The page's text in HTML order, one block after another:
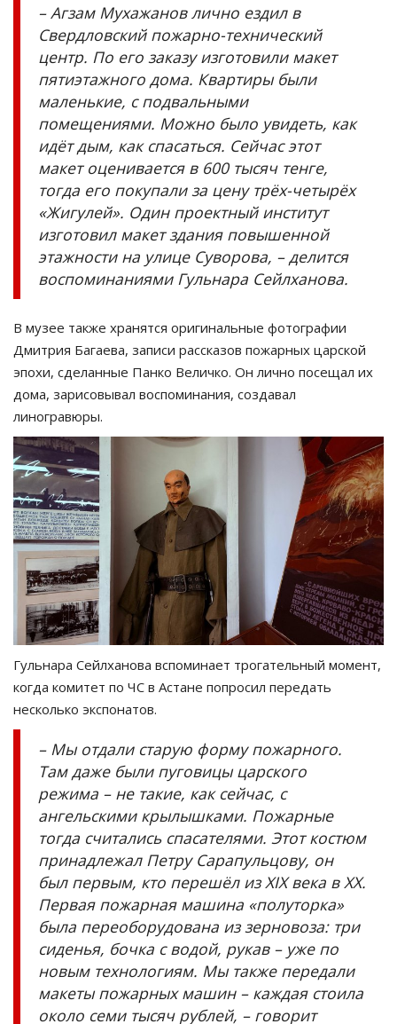
– Агзам Мухажанов лично ездил в
Свердловский пожарно-технический
центр. По его заказу изготовили макет
пятиэтажного дома. Квартиры были
маленькие, с подвальными
помещениями. Можно было увидеть, как
идёт дым, как спасаться. Сейчас этот
макет оценивается в 600 тысяч тенге,
тогда его покупали за цену трёх-четырёх
«Жигулей». Один проектный институт
изготовил макет здания повышенной
этажности на улице Суворова, – делится
воспоминаниями Гульнара Сейлханова.
В музее также хранятся оригинальные фотографии
Дмитрия Багаева, записи рассказов пожарных царской
эпохи, сделанные Панко Величко. Он лично посещал их
дома, зарисовывал воспоминания, создавал
линогравюры.
Гульнара Сейлханова вспоминает трогательный момент,
когда комитет по ЧС в Астане попросил передать
несколько экспонатов.
– Мы отдали старую форму пожарного.
Там даже были пуговицы царского
режима – не такие, как сейчас, с
ангельскими крылышками. Пожарные
тогда считались спасателями. Этот костюм
принадлежал Петру Сарапульцову, он
был первым, кто перешёл из XIX века в XX.
Первая пожарная машина «полуторка»
была переоборудована из зерновоза: три
сиденья, бочка с водой, рукав – уже по
новым технологиям. Мы также передали
макеты пожарных машин – каждая стоила
около семи тысяч рублей, – говорит